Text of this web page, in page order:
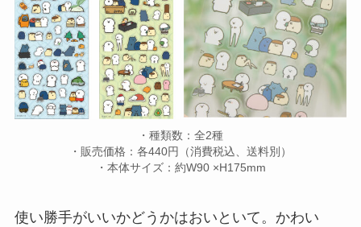
・種類数：全2種
・販売価格：各440円（消費税込、送料別）
・本体サイズ：約W90 ×H175mm
使い勝手がいいかどうかはおいといて。かわい